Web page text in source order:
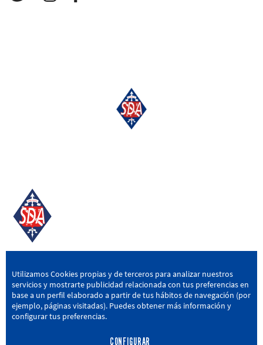
SD AMOREBIETA
San Miguel Kalea, 16, 48340 Amorebieta, Bizkaia
946 604 751 | sda@sdamorebieta.eus
Utilizamos Cookies propias y de terceros para analizar nuestros
servicios y mostrarte publicidad relacionada con tus preferencias en
base a un perfil elaborado a partir de tus hábitos de navegación (por
ejemplo, páginas visitadas). Puedes obtener más información y
configurar tus preferencias.
CONFIGURAR